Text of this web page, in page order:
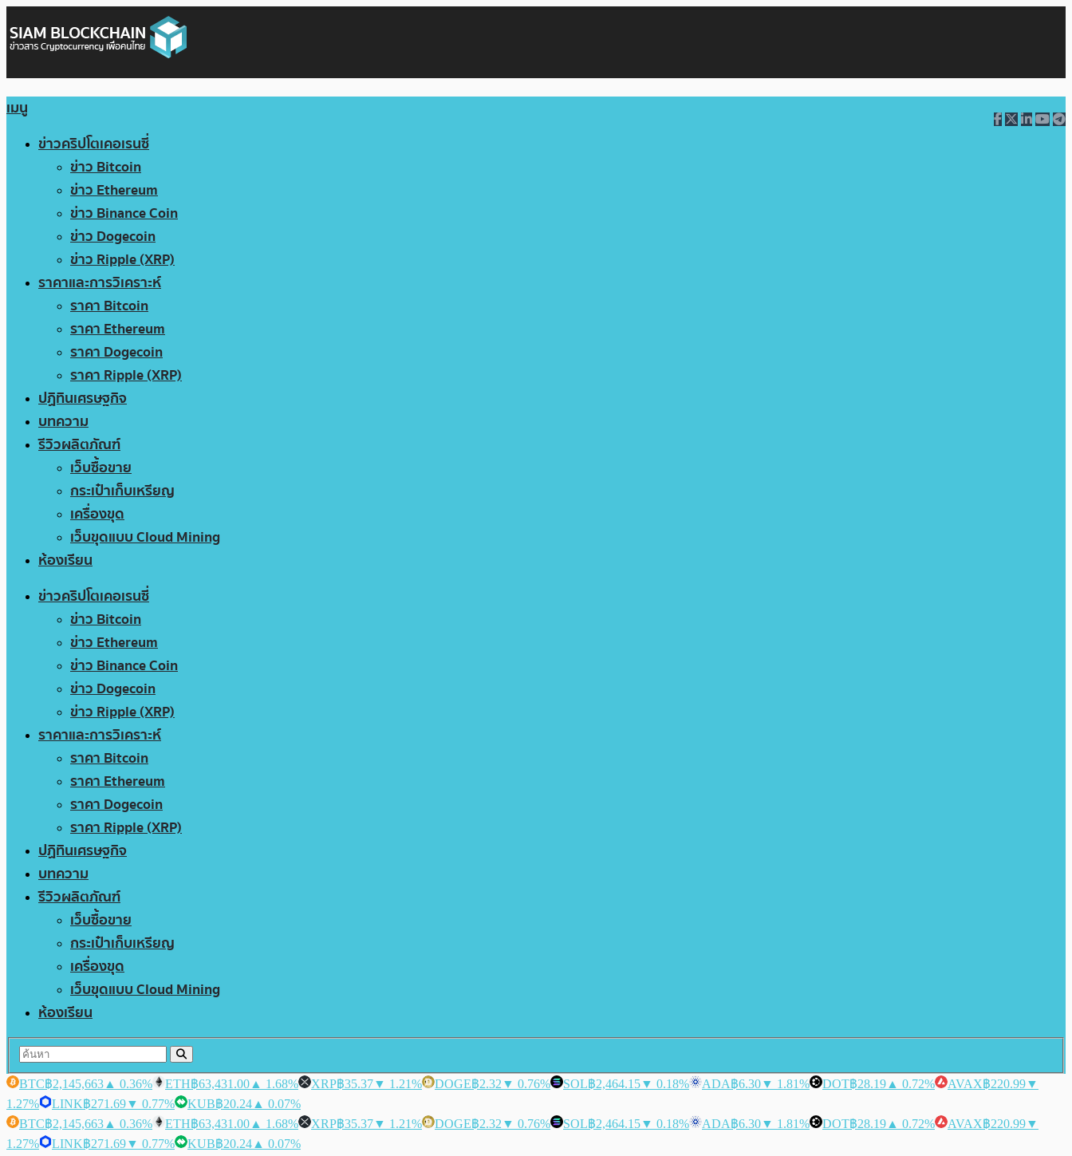
เมนู
ข่าวคริปโตเคอเรนซี่
ข่าว Bitcoin
ข่าว Ethereum
ข่าว Binance Coin
ข่าว Dogecoin
ข่าว Ripple (XRP)
ราคาและการวิเคราะห์
ราคา Bitcoin
ราคา Ethereum
ราคา Dogecoin
ราคา Ripple (XRP)
ปฏิทินเศรษฐกิจ
บทความ
รีวิวผลิตภัณฑ์
เว็บซื้อขาย
กระเป๋าเก็บเหรียญ
เครื่องขุด
เว็บขุดแบบ Cloud Mining
ห้องเรียน
ข่าวคริปโตเคอเรนซี่
ข่าว Bitcoin
ข่าว Ethereum
ข่าว Binance Coin
ข่าว Dogecoin
ข่าว Ripple (XRP)
ราคาและการวิเคราะห์
ราคา Bitcoin
ราคา Ethereum
ราคา Dogecoin
ราคา Ripple (XRP)
ปฏิทินเศรษฐกิจ
บทความ
รีวิวผลิตภัณฑ์
เว็บซื้อขาย
กระเป๋าเก็บเหรียญ
เครื่องขุด
เว็บขุดแบบ Cloud Mining
ห้องเรียน
BTC฿2,145,663 ▲ 0.36% ETH฿63,431.00 ▲ 1.68% XRP฿35.37▼ 1.21% DOGE฿2.32 ▼ 0.76% SOL฿2,464.15▼ 0.18% ADA฿6.30▼ 1.81% DOT฿28.19 ▲ 0.72% AVAX฿220.99▼
1.27%
LINK฿271.69▼ 0.77% KUB฿20.24 ▲ 0.07%
BTC฿2,145,663 ▲ 0.36% ETH฿63,431.00 ▲ 1.68% XRP฿35.37▼ 1.21% DOGE฿2.32 ▼ 0.76% SOL฿2,464.15▼ 0.18% ADA฿6.30▼ 1.81% DOT฿28.19 ▲ 0.72% AVAX฿220.99▼
1.27%
LINK฿271.69▼ 0.77% KUB฿20.24 ▲ 0.07%